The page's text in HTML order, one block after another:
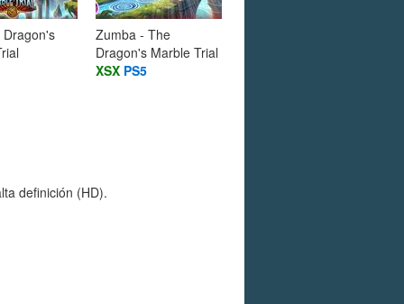
Zumba - The
Dragon's Marble Trial
XSX PS5
definición (HD).